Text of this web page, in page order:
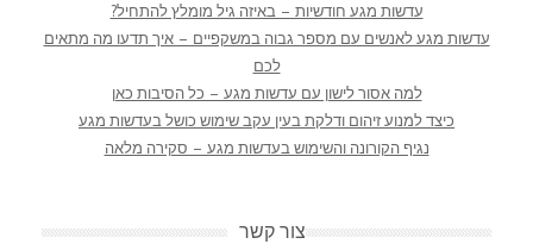
עדשות מגע חודשיות – באיזה גיל מומלץ להתחיל?
עדשות מגע לאנשים עם מספר גבוה במשקפיים – איך תדעו מה מתאים
לכם
למה אסור לישון עם עדשות מגע – כל הסיבות כאן
כיצד למנוע זיהום ודלקת בעין עקב שימוש כושל בעדשות מגע
נגיף הקורונה והשימוש בעדשות מגע – סקירה מלאה
צור קשר